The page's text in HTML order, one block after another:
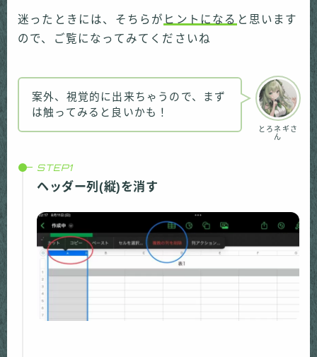
迷ったときには、そちらが ヒントになる と思います
ので、ご覧になってみてくださいね
とろネギさ
ん
案外、視覚的に出来ちゃうので、まず
は触ってみると良いかも！
ヘッダー列(縦)を消す